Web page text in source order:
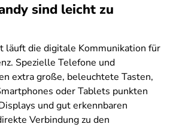
sind leicht zu
läuft die digitale Kommunikation für
Spezielle Telefone und
extra große, beleuchtete Tasten,
oder Tablets punkten
und gut erkennbaren
Verbindung zu den